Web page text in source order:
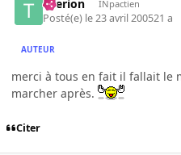
titerion INpactien
Posté(e) le 23 avril 200521 a
AUTEUR
merci à tous en fait il fallait le
marcher après.
Citer